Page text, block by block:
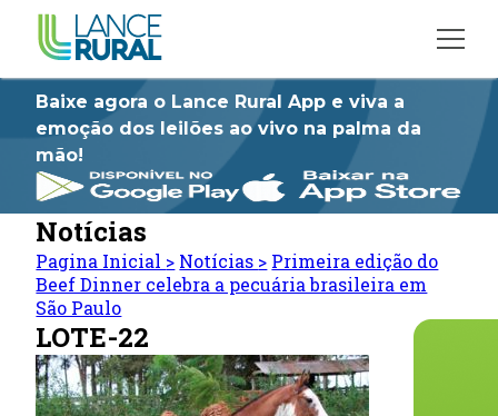
Baixe agora o Lance Rural App e viva a
emoção dos leilões ao vivo na palma da
mão!
Notícias
Pagina Inicial > Notícias > Primeira edição do
Beef Dinner celebra a pecuária brasileira em
São Paulo
LOTE-22